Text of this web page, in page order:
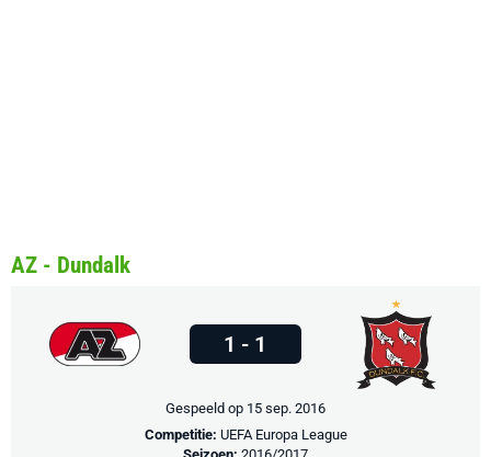
AZ - Dundalk
1 - 1
Gespeeld op 15 sep. 2016
Competitie: UEFA Europa League